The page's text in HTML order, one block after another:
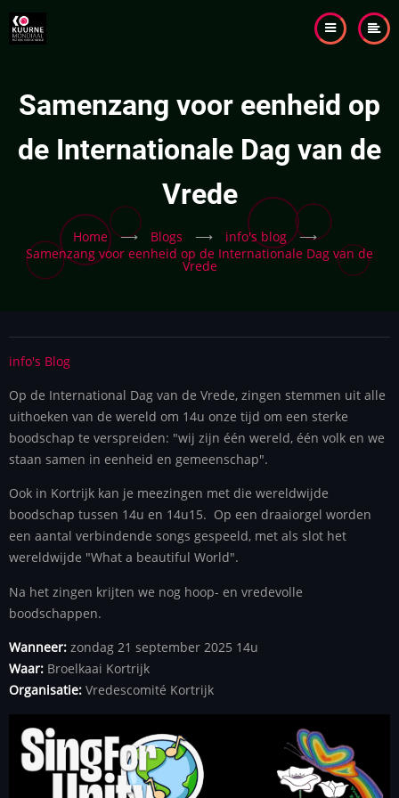
Samenzang voor eenheid op
de Internationale Dag van de
Vrede
Home ⟶ Blogs ⟶ info's blog
⟶
Samenzang voor eenheid op de Internationale Dag van de
Vrede
info's Blog
Op de International Dag van de Vrede, zingen stemmen uit alle
uithoeken van de wereld om 14u onze tijd om een sterke
boodschap te verspreiden: "wij zijn één wereld, één volk en we
staan samen in eenheid en gemeenschap".
Ook in Kortrijk kan je meezingen met die wereldwijde
boodschap tussen 14u en 14u15. Op een draaiorgel worden
een aantal verbindende songs gespeeld, met als slot het
wereldwijde "What a beautiful World".
Na het zingen krijten we nog hoop- en vredevolle
boodschappen.
Wanneer: zondag 21 september 2025 14u
Waar: Broelkaai Kortrijk
Organisatie: Vredescomité Kortrijk